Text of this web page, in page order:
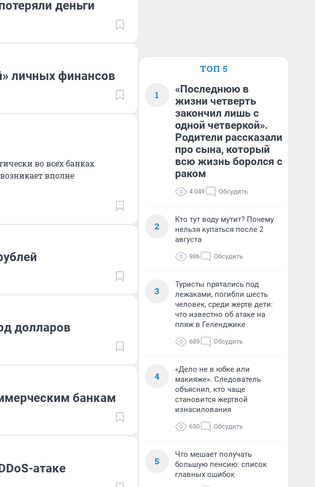
деньги
личных финансов
во всех банках
вполне
долларов
банкам
атаке
ТОП 5
1
«Последнюю в
жизни четверть
закончил лишь с
одной четверкой».
Родители рассказали
про сына, который
всю жизнь боролся с
раком
4 049 Обсудить
2
Кто тут воду мутит? Почему
нельзя купаться после 2
августа
986 Обсудить
3
Туристы прятались под
лежаками, погибли шесть
человек, среди жертв дети:
что известно об атаке на
пляж в Геленджике
689 Обсудить
4
«Дело не в юбке или
макияже». Следователь
объяснил, кто чаще
становится жертвой
изнасилования
650 Обсудить
5
Что мешает получать
большую пенсию: список
главных ошибок